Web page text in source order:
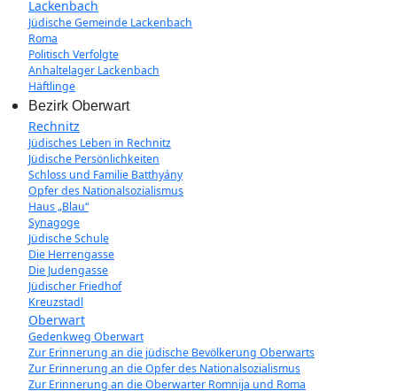
Lackenbach
Jüdische Gemeinde Lackenbach
Roma
Politisch Verfolgte
Anhaltelager Lackenbach
Häftlinge
Bezirk Oberwart
Rechnitz
Jüdisches Leben in Rechnitz
Jüdische Persönlichkeiten
Schloss und Familie Batthyány
Opfer des Nationalsozialismus
Haus „Blau“
Synagoge
Jüdische Schule
Die Herrengasse
Die Judengasse
Jüdischer Friedhof
Kreuzstadl
Oberwart
Gedenkweg Oberwart
Zur Erinnerung an die jüdische Bevölkerung Oberwarts
Zur Erinnerung an die Opfer des Nationalsozialismus
Zur Erinnerung an die Oberwarter Romnija und Roma